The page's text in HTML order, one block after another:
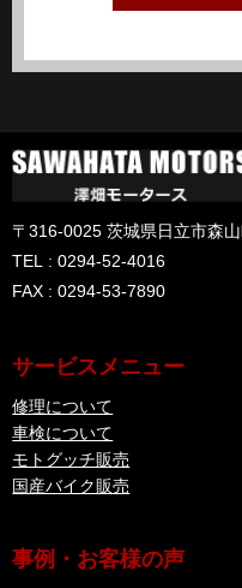
〒316-0025 茨城県日立市森
TEL : 0294-52-4016
FAX : 0294-53-7890
サービスメニュー
修理について
車検について
モトグッチ販売
国産バイク販売
事例・お客様の声